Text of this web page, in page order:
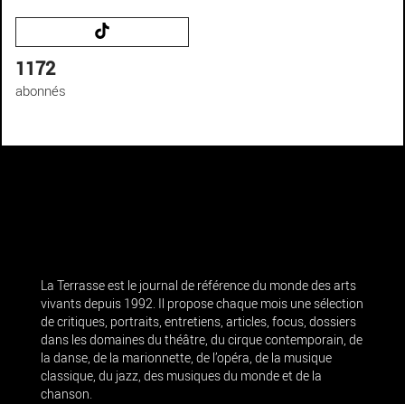
1172
abonnés
La Terrasse est le journal de référence du monde des arts
vivants depuis 1992. Il propose chaque mois une sélection
de critiques, portraits, entretiens, articles, focus, dossiers
dans les domaines du théâtre, du cirque contemporain, de
la danse, de la marionnette, de l’opéra, de la musique
classique, du jazz, des musiques du monde et de la
chanson.